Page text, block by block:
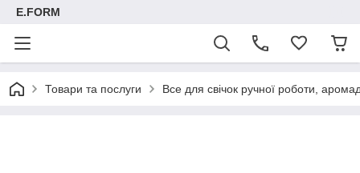
E.FORM
Товари та послуги Все для свічок ручної роботи,